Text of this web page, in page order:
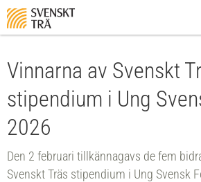
Vinnarna av Svenskt
stipendium i Ung
2026
Den 2 februari tillkännagavs de fem
Svenskt Träs stipendium i Ung Svensk